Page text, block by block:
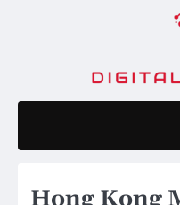
Hong Kong